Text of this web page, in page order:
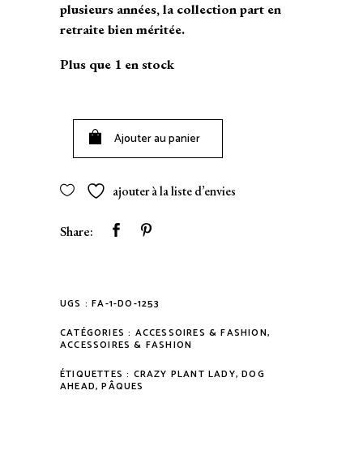
plusieurs années, la collection part en
retraite bien méritée.
Plus que 1 en stock
Ajouter au panier
ajouter à la liste d’envies
Share:
UGS :FA-1-DO-1253
CATÉGORIES : ACCESSOIRES & FASHION,
ACCESSOIRES & FASHION
ÉTIQUETTES : CRAZY PLANT LADY,DOG
AHEAD,PÂQUES